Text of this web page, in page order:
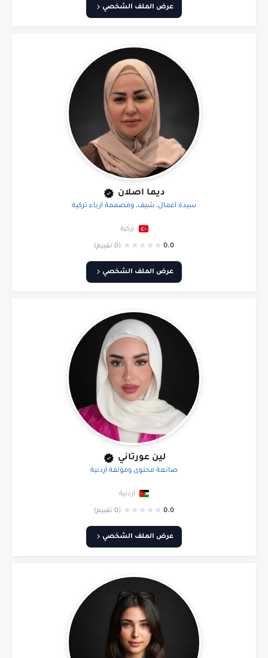
عرض الملف الشخصي
ديما اصلان
سيدة أعمال، شيف، ومصممة أزياء تركية
تركية
0.0
★
★
★
★
★ (0 تقييم)
عرض الملف الشخصي
لين عورتاني
صانعة محتوى ومؤلفة أردنية
أردنية
0.0
★
★
★
★
★ (0 تقييم)
عرض الملف الشخصي